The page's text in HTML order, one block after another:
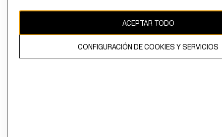
Chile ($)
ACEPTAR TODO
CONFIGURACIÓN DE COOKIES Y SERVICIOS